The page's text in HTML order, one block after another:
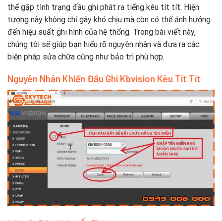
thể gặp tình trạng đầu ghi phát ra tiếng kêu tít tít. Hiện
tượng này không chỉ gây khó chịu mà còn có thể ảnh hưởng
đến hiệu suất ghi hình của hệ thống. Trong bài viết này,
chúng tôi sẽ giúp bạn hiểu rõ nguyên nhân và đưa ra các
biện pháp sửa chữa cũng như bảo trì phù hợp.
Nguyên Nhân Khiến Đầu Ghi Kbvision Kêu Tít Tít